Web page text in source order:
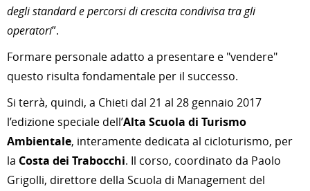
degli standard e percorsi di crescita condivisa tra gli
operatori”.
Formare personale adatto a presentare e "vendere"
questo risulta fondamentale per il successo.
Si terrà, quindi, a Chieti dal 21 al 28 gennaio 2017
l’edizione speciale dell’Alta Scuola di Turismo
Ambientale, interamente dedicata al cicloturismo, per
la Costa dei Trabocchi. Il corso, coordinato da Paolo
Grigolli, direttore della Scuola di Management del